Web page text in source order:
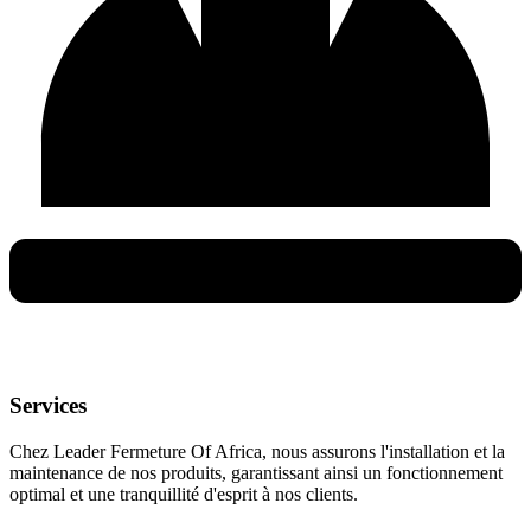
Services
Chez Leader Fermeture Of Africa, nous assurons l'installation et la
maintenance de nos produits, garantissant ainsi un fonctionnement
optimal et une tranquillité d'esprit à nos clients.